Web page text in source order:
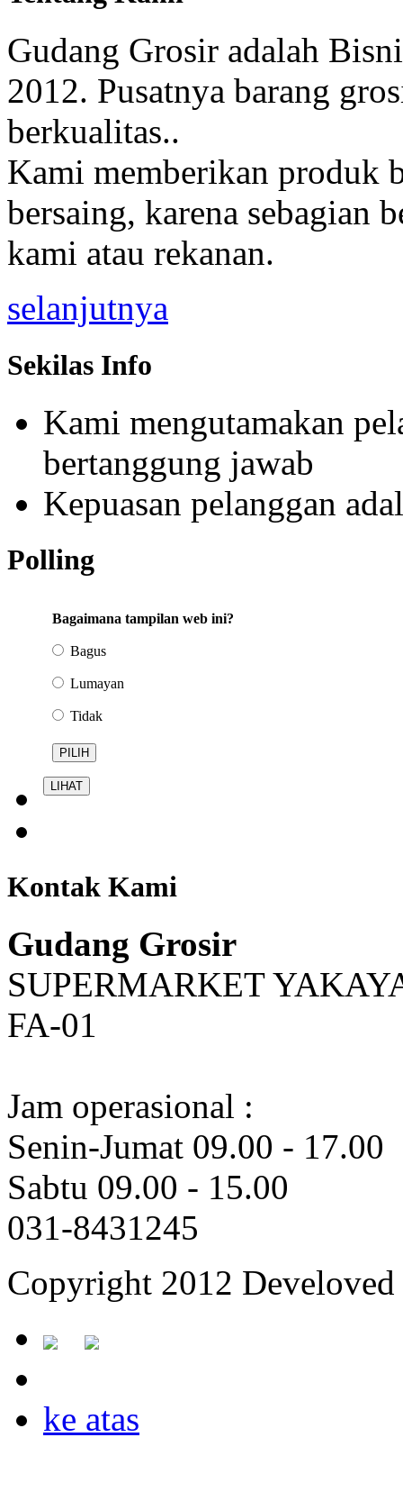
Gudang Grosir adalah
2012. Pusatnya barang
berkualitas..
Kami memberikan produk
bersaing, karena sebagian
kami atau rekanan.
selanjutnya
Sekilas Info
Kami mengutamakan
bertanggung jawab
Kepuasan pelanggan
Polling
Bagaimana tampilan web ini?
Bagus
Lumayan
Tidak
Kontak Kami
Gudang Grosir
SUPERMARKET
FA-01
Jam operasional :
Senin-Jumat 09.00 - 17.00
Sabtu 09.00 - 15.00
031-8431245
Copyright 2012 Develoved
ke atas